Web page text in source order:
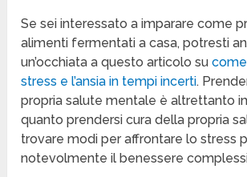
Se sei interessato a imparare come
alimenti fermentati a casa, potresti
un’occhiata a questo articolo su
stress e l’ansia in tempi incerti.
propria salute mentale è altrettanto
quanto prendersi cura della propria
trovare modi per affrontare lo stress
notevolmente il benessere